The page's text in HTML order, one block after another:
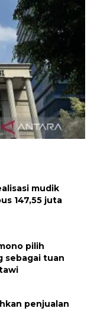
perihal isbat
mudik
147,55 juta
pilih
sebagai tuan
penjualan